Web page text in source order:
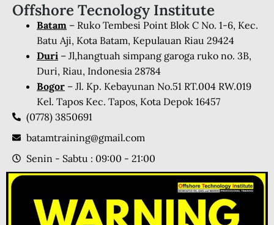
Offshore Tecnology Institute
Batam – Ruko Tembesi Point Blok C No. 1-6, Kec.
Batu Aji, Kota Batam, Kepulauan Riau 29424
Duri – Jl,hangtuah simpang garoga ruko no. 3B,
Duri, Riau, Indonesia 28784
Bogor – Jl. Kp. Kebayunan No.51 RT.004 RW.019
Kel. Tapos Kec. Tapos, Kota Depok 16457
(0778) 3850691
batamtraining@gmail.com
Senin - Sabtu : 09:00 - 21:00